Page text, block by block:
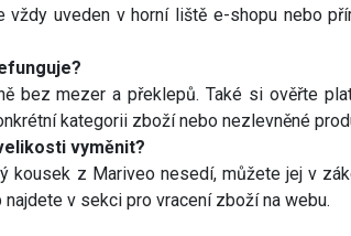
vždy uveden v horní liště e-shopu nebo
bez mezer a překlepů. Také si ověřte
kategorii zboží nebo nezlevněné
vyměnit?
kousek z Mariveo nesedí, můžete jej v
v sekci pro vracení zboží na webu.